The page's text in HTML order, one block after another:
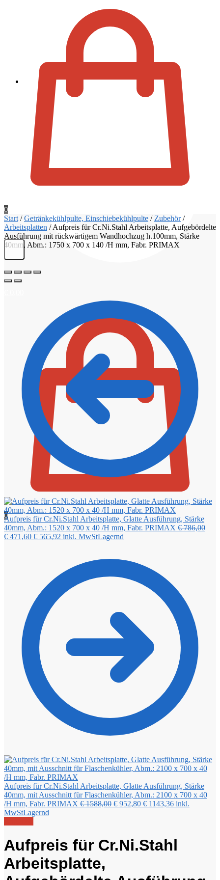
Zur Kassa
0
0
Start /Getränkekühlpulte, Einschiebekühlpulte / Zubehör/
Arbeitsplatten /Aufpreis für Cr.Ni.Stahl Arbeitsplatte, Aufgebördelte
Ausführung mit rückwärtigem Wandhochzug h.100mm, Stärke
40mm, Abm.: 1750 x 700 x 140 /H mm, Fabr. PRIMAX
Aufpreis für Cr.Ni.Stahl Arbeitsplatte, Glatte Ausführung, Stärke
40mm, Abm.: 1520 x 700 x 40 /H mm, Fabr. PRIMAX €786,00
€ 471,60Aktueller
€ 565,92 inkl. MwStLagernd
Aufpreis für Cr.Ni.Stahl Arbeitsplatte, Glatte Ausführung, Stärke
40mm, mit Ausschnitt für Flaschenkühler, Abm.: 2100 x 700 x 40
/H mm, Fabr. PRIMAX €1588,00 Ursprünglicher
€ 952,80Aktueller
€ 1143,36 inkl.
MwStLagernd
Aufpreis für Cr.Ni.Stahl
Arbeitsplatte,